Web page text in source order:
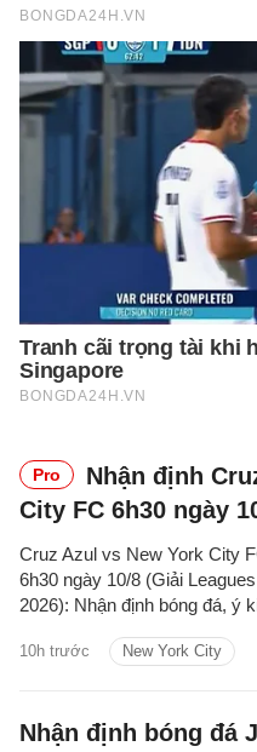
Pro
Nhận định
City FC 6h30 ngày
10h trước New York City
Cruz Azul vs New York City
6h30 ngày 10/8 (Giải
2026): Nhận định bóng đá, ý
thống kê trận đấu.
Nhận định bóng đá